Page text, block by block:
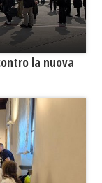
la nuova